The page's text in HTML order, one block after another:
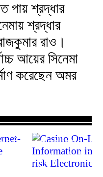
পায় শ্রদ্ধার
শ্রদ্ধার
রাও।
আয়ের সিনেমা
করেছেন অমর
of
Casino On-
Realistic
intended
Electronic